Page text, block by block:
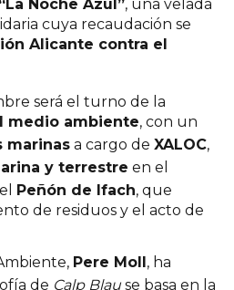
“La Noche Azul”, una velada
cuya recaudación se
Alicante contra el
será el turno de la
medio ambiente, con un
marinas a cargo de XALOC,
y terrestre en el
Peñón de Ifach, que
de residuos y el acto de
Pere Moll, ha
de Calp Blau se basa en la